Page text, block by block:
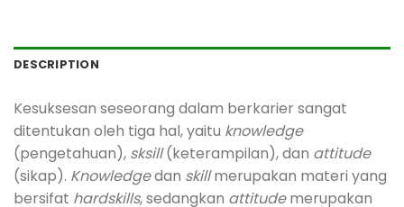
DESCRIPTION
Kesuksesan seseorang dalam berkarier sangat
ditentukan oleh tiga hal, yaitu knowledge
(pengetahuan), sksill(keterampilan), dan attitude
(sikap). Knowledgedan skillmerupakan materi yang
bersifat hardskills, sedangkan attitudemerupakan